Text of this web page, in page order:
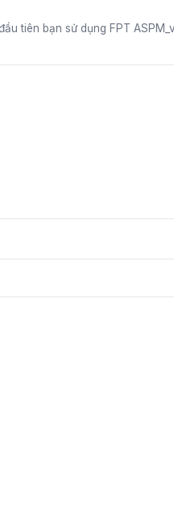
tiên bạn sử dụng FPT